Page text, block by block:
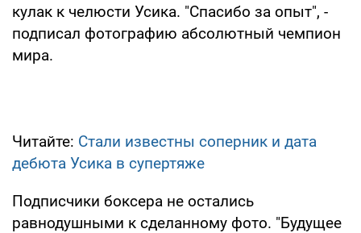
кулак к челюсти Усика. "Спасибо за опыт", -
подписал фотографию абсолютный чемпион
мира.
Читайте: Стали известны соперник и дата
дебюта Усика в супертяже
Подписчики боксера не остались
равнодушными к сделанному фото. "Будущее